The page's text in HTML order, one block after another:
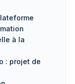
à la
: projet de